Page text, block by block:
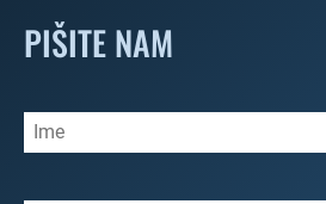
PIŠITE NAM